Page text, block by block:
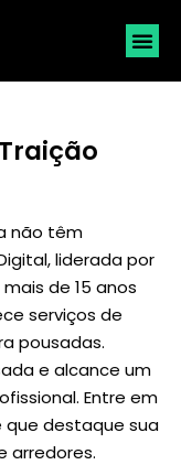
não têm
liderada por
de 15 anos
serviços de
pousadas.
e alcance um
Entre em
destaque sua
arredores.